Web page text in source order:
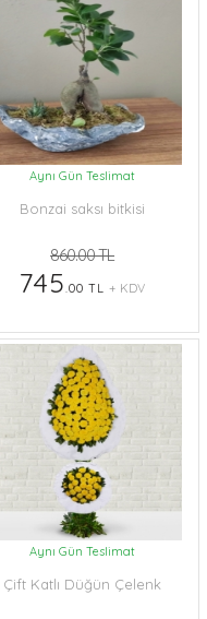
Aynı Gün Teslimat
Bonzai saksı bitkisi
860.00 TL
745.00 TL+ KDV
Aynı Gün Teslimat
Çift Katlı Düğün Çelenk